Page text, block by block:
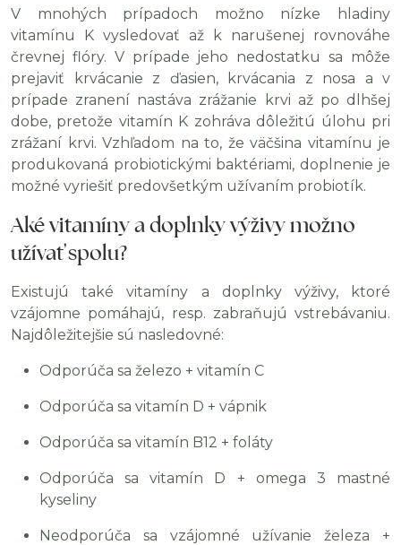
V mnohých prípadoch možno nízke hladiny
vitamínu K vysledovať až k narušenej rovnováhe
črevnej flóry. V prípade jeho nedostatku sa môže
prejaviť krvácanie z ďasien, krvácania z nosa a v
prípade zranení nastáva zrážanie krvi až po dlhšej
dobe, pretože vitamín K zohráva dôležitú úlohu pri
zrážaní krvi. Vzhľadom na to, že väčšina vitamínu je
produkovaná probiotickými baktériami, doplnenie je
možné vyriešiť predovšetkým užívaním probiotík.
Aké vitamíny a doplnky výživy možno
užívať spolu?
Existujú také vitamíny a doplnky výživy, ktoré
vzájomne pomáhajú, resp. zabraňujú vstrebávaniu.
Najdôležitejšie sú nasledovné:
Odporúča sa železo + vitamín C
Odporúča sa vitamín D + vápnik
Odporúča sa vitamín B12 + foláty
Odporúča sa vitamín D + omega 3 mastné
kyseliny
Neodporúča sa vzájomné užívanie železa +